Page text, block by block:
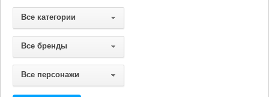
Все категории
Все бренды
Все персонажи